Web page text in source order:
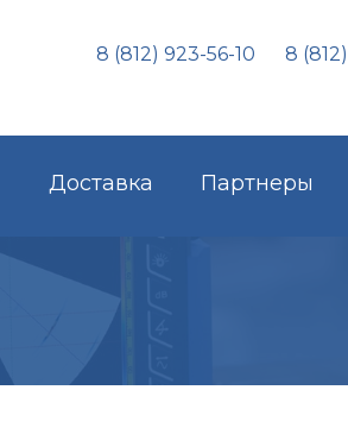
8
8 (812) 923-56-10
Доставка Партнеры